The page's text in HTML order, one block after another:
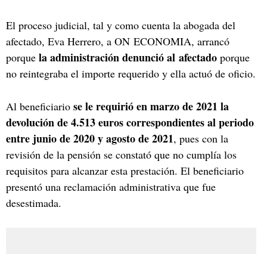
El proceso judicial, tal y como cuenta la abogada del
afectado, Eva Herrero, a ON ECONOMIA, arrancó
porque la administración denunció al afectado porque
no reintegraba el importe requerido y ella actuó de oficio.
Al beneficiario se le requirió en marzo de 2021 la
devolución de 4.513 euros correspondientes al periodo
entre junio de 2020 y agosto de 2021, pues con la
revisión de la pensión se constató que no cumplía los
requisitos para alcanzar esta prestación. El beneficiario
presentó una reclamación administrativa que fue
desestimada.